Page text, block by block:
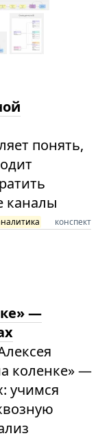
понять,
каналы
конспект
—
коленке» —
учимся